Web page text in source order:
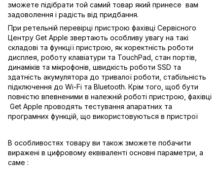
зможете підібрати той самий товар який принесе вам
задоволення і радість від придбання.
При ретельній перевірці пристрою фахівці Сервісного
Центру Get Apple звертають особливу увагу на такі
складові та функції пристрою, як коректність роботи
дисплея, роботу клавіатури та TouchPad, стан портів,
динаміків та мікрофонів, швидкість роботи SSD та
здатність акумулятора до тривалої роботи, стабільність
підключення до Wi-Fi та Bluetooth. Крім того, щоб бути
повністю впевненими в належній роботі пристрою, фахівці
Get Apple проводять тестування апаратних та
програмних функцій, що використовуються в пристрої
В особливостях товару ви також зможете побачити
виражені в цифровому еквіваленті основні параметри, а
саме :